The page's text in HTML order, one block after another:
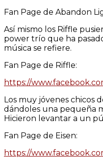
Fan Page de Abandon
Así mismo los Riffle
power trío que ha
música se refiere.
Fan Page de Riffle:
https://
Los muy jóvenes chicos
dándoles una pequeña
Hicieron levantar a un
Fan Page de Eisen:
https://